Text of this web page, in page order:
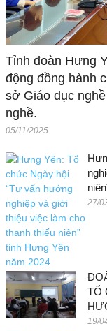
Tỉnh đoàn Hưng
động đồng hành
sở Giáo dục
nghề.
05/11/2025
27/
TỔ
19/